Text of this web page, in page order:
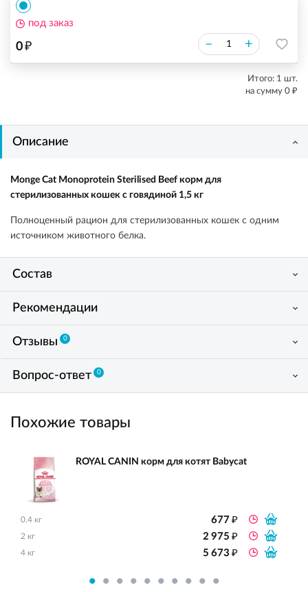
0₽ – +
под заказ
Итого: 1 шт.
на сумму 0 ₽
Описание
Monge Cat Monoprotein Sterilised Beef корм для
стерилизованных кошек с говядиной 1,5 кг
Полноценный рацион для стерилизованных кошек с одним
источником животного белка.
Состав
Рекомендации
Отзывы 0
Вопрос-ответ 0
Похожие товары
ROYAL CANIN корм для котят Babycat
0.4 кг 677₽
2 кг 2 975₽
4 кг 5 673₽